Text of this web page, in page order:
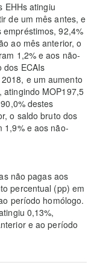
EHHs atingiu
de um mês antes, e
92,4%
ao mês anterior, o
1,2% e aos não-
dos ECAIs
e um aumento
MOP197,5
destes
o saldo bruto dos
1,9% e aos não-
não pagas aos
percentual (pp) em
período homólogo.
0,13%,
e ao período